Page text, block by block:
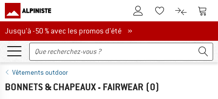
Vers le compte client
Vers la liste
Vers le
Jusqu'à -50 % avec les promos d'été
Jusqu'à -50 % avec les promos d'été »
Vêtements outdoor
BONNETS & CHAPEAUX - FAIRWEAR (0)